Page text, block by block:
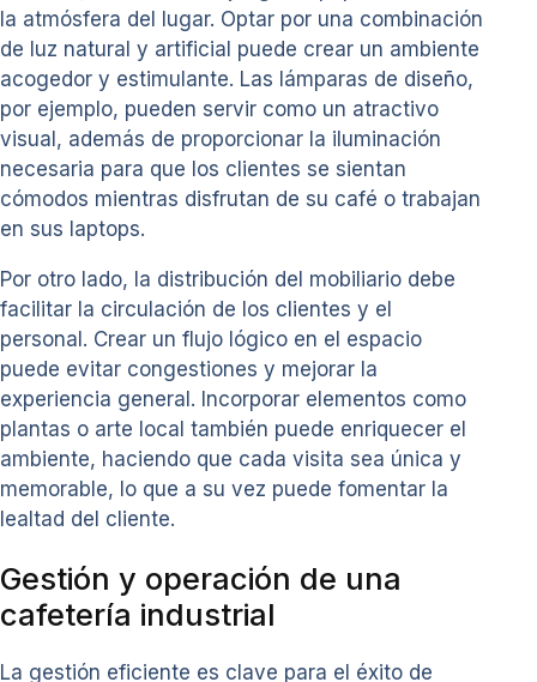
la atmósfera del lugar. Optar por una combinación
de luz natural y artificial puede crear un ambiente
acogedor y estimulante. Las lámparas de diseño,
por ejemplo, pueden servir como un atractivo
visual, además de proporcionar la iluminación
necesaria para que los clientes se sientan
cómodos mientras disfrutan de su café o trabajan
en sus laptops.
Por otro lado, la distribución del mobiliario debe
facilitar la circulación de los clientes y el
personal. Crear un flujo lógico en el espacio
puede evitar congestiones y mejorar la
experiencia general. Incorporar elementos como
plantas o arte local también puede enriquecer el
ambiente, haciendo que cada visita sea única y
memorable, lo que a su vez puede fomentar la
lealtad del cliente.
Gestión y operación de una
cafetería industrial
La gestión eficiente es clave para el éxito de